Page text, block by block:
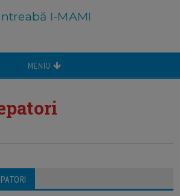
I-MAMI
MENIU